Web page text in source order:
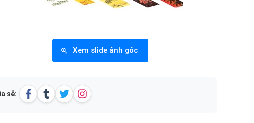
Xem slide ảnh gốc
sẻ: